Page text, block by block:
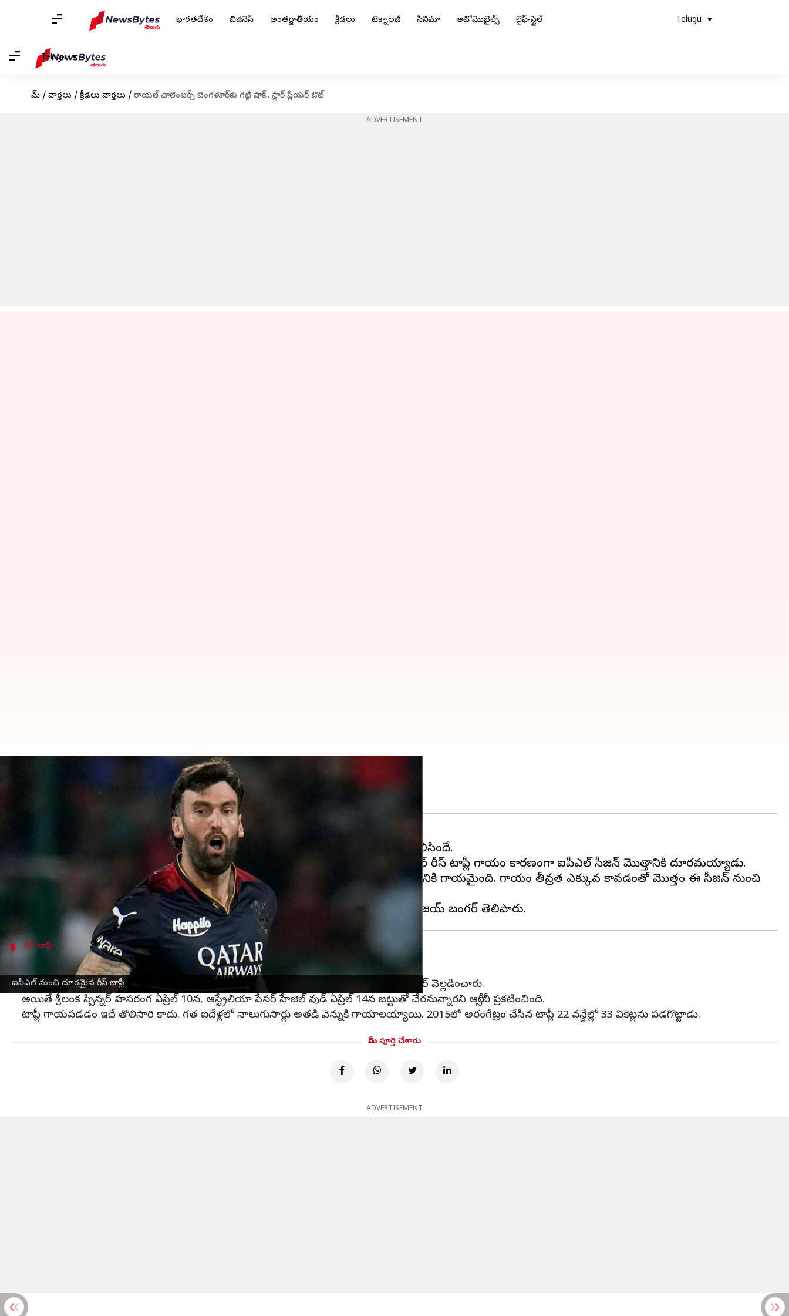
భారతదేశం బిజినెస్ అంతర్జాతీయం క్రీడలు టెక్నాలజీ సినిమా ఆటోమొబైల్స్ లైఫ్-స్టైల్ Telugu
Telugu
హోమ్ / వార్తలు / క్రీడలు వార్తలు / రాయల్ ఛాలెంజర్స్ బెంగళూర్‌కు గట్టి షాక్.. స్టార్ ప్లేయర్ ఔట్
ADVERTISEMENT
ఐపీఎల్ నుంచి దూరమైన రీస్ టాప్లీ
రాయల్ ఛాలెంజర్స్ బెంగళూర్‌కు గట్టి షాక్.. స్టార్ ప్లేయర్ ఔట్
02:37 pm
లో ఆర్సీబీపై కోల్‌కతా నైట్ రైడర్స్ 81 పరుగుల తేడాతో గెలుపొందిన విషయం తెలిసిందే.
ఈ షాక్ నుంచి కోలుకోక ముందే ఆర్సీబీకి మరో గట్టి ఎదురుదెబ్బ తగిలింది. ఆ జట్టు స్టార్ పేసర్ రీస్ టాప్లీ గాయం కారణంగా ఐపీఎల్ సీజన్ మొత్తానికి దూరమయ్యాడు.
ముంబై ఇండియన్స్‌తో జరిగిన తొలి మ్యాచ్ లో ఆర్సీబీ ప్లేయర్ టాప్లీ ఫీల్డింగ్ చేస్తుండగా భుజానికి గాయమైంది. గాయం తీవ్రత ఎక్కువ కావడంతో మొత్తం ఈ సీజన్ నుంచి
రీస్ టాప్లీ
రీస్ టాప్లీ స్థానంలో ఎవరు?
రీస్ టాప్లీ స్థానాన్ని ఎవరితో భర్తీ చేస్తామో త్వరలో ఆ వివరాలను వెల్లడిస్తామని ఆర్సీబీ కోచ్ సంజయ్ బంగర్ వెల్లడించారు.
అయితే శ్రీలంక స్పిన్నర్ హసరంగ ఏప్రిల్ 10న, ఆస్ట్రేలియా పేసర్ హేజిల్ వుడ్ ఏప్రిల్ 14న జట్టుతో చేరనున్నారని ఆర్సీబీ ప్రకటించింది.
టాప్లీ గాయపడడం ఇదే తొలిసారి కాదు. గత ఐదేళ్లలో నాలుగుసార్లు అతడి వెన్నుకి గాయాలయ్యాయి. 2015లో అరంగేట్రం చేసిన టాప్లీ 22 వన్డేల్లో 33 వికెట్లను పడగొట్టాడు.
మీరు పూర్తి చేశారు
ADVERTISEMENT